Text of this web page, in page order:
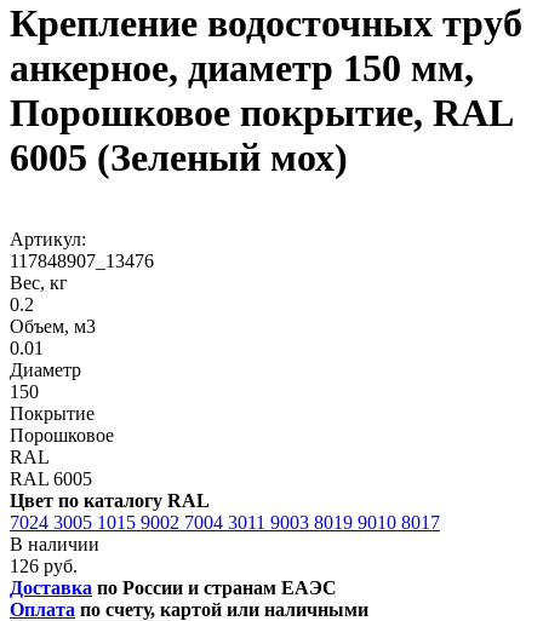
Крепление водосточных труб
анкерное, диаметр 150 мм,
Порошковое покрытие, RAL
6005 (Зеленый мох)
Артикул:
117848907_13476
Вес, кг
0.2
Объем, м3
0.01
Диаметр
150
Покрытие
Порошковое
RAL
RAL 6005
Цвет по каталогу RAL
7024 3005 1015 9002 7004 3011 9003 8019 9010 8017
В наличии
126 руб.
Доставка по России и странам ЕАЭС
Оплата по счету, картой или наличными